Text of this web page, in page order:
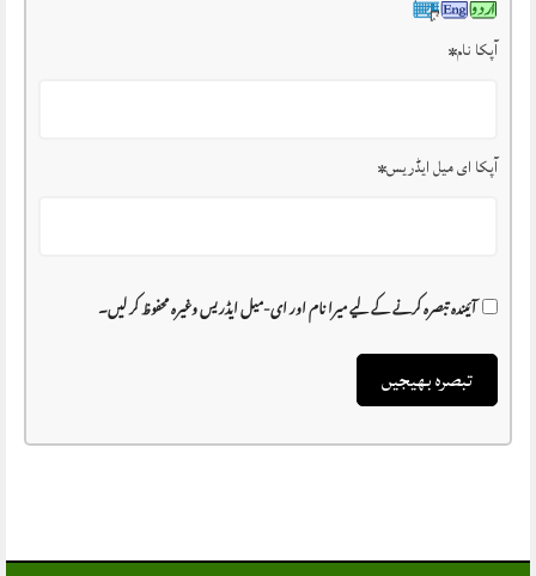
آپکا نام*
آپکا ای میل ایڈریس*
آئیندہ تبصرہ کرنے کے لیے میرا نام اور ای-میل ایڈریس وغیرہ محفوظ کر لیں۔